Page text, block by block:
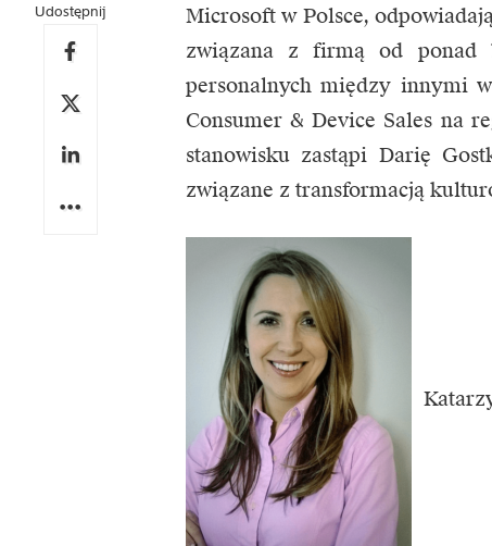
Udostępnij
Microsoft w Polsce,
związana z firmą od ponad
personalnych między innymi
Consumer & Device Sales na
stanowisku zastąpi Darię
związane z transformacją